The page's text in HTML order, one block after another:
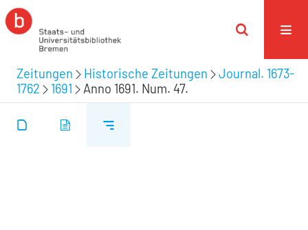
Zeitungen Historische Zeitungen
Journal. 1673-
1762
1691 Anno 1691. Num. 47.